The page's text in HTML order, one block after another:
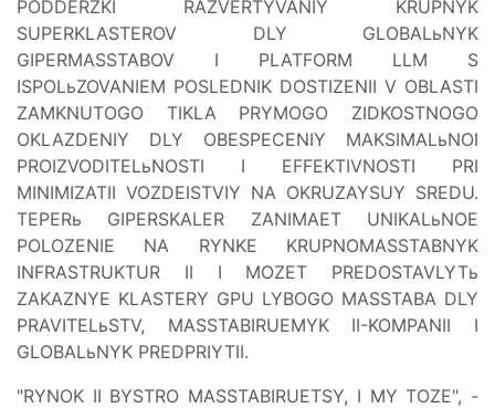
PODDERZKI RAZVERTYVANIY KRUPNYK
SUPERKLASTEROV DLY GLOBALьNYK
GIPERMASSTABOV I PLATFORM LLM S
ISPOLьZOVANIEM POSLEDNIK DOSTIZENII V OBLASTI
ZAMKNUTOGO TIKLA PRYMOGO ZIDKOSTNOGO
OKLAZDENIY DLY OBESPECENIY MAKSIMALьNOI
PROIZVODITELьNOSTI I EFFEKTIVNOSTI PRI
MINIMIZATII VOZDEISTVIY NA OKRUZAYSUY SREDU.
TEPERь GIPERSKALER ZANIMAET UNIKALьNOE
POLOZENIE NA RYNKE KRUPNOMASSTABNYK
INFRASTRUKTUR II I MOZET PREDOSTAVLYTь
ZAKAZNYE KLASTERY GPU LYBOGO MASSTABA DLY
PRAVITELьSTV, MASSTABIRUEMYK II-KOMPANII I
GLOBALьNYK PREDPRIYTII.
"RYNOK II BYSTRO MASSTABIRUETSY, I MY TOZE", -